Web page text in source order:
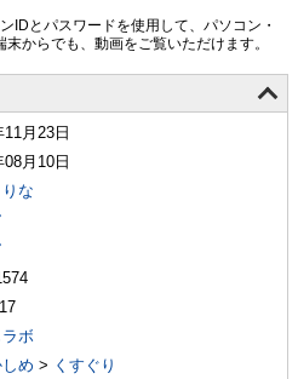
IDとパスワードを使用して、パソコン・
からでも、動画をご覧いただけます。
11月23日
08月10日
な
ボ
め > くすぐり